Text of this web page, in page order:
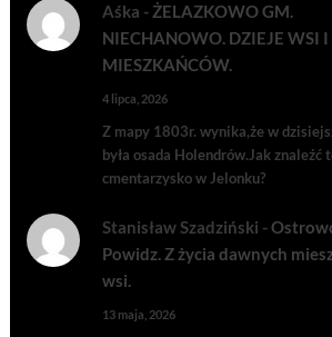
Aśka - ŻELAZKOWO GM.
NIECHANOWO. DZIEJE WSI I
MIESZKAŃCÓW.
4 lipca, 2026
Z mapy 1803r. wynika,że w
była osada Holendrów.Jak znaleźć
cmentarzysko w Jelonku?
Stanisław Szadziński -
Powidz. Z życia dawnych
wsi.
13 maja, 2026